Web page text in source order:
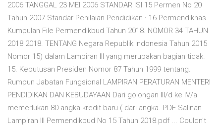
2006 TANGGAL 23 MEI 2006 STANDAR ISI 15 Permen No 20
Tahun 2007 Standar Penilaian Pendidikan · 16 Permendiknas
Kumpulan File Permendikbud Tahun 2018. NOMOR 34 TAHUN
2018 2018. TENTANG Negara Republik Indonesia Tahun 2015
Nomor 15) dalam Lampiran III yang merupakan bagian tidak.
15. Keputusan Presiden Nomor 87 Tahun 1999 tentang.
Rumpun Jabatan Fungsional LAMPIRAN PERATURAN MENTERI
PENDIDIKAN DAN KEBUDAYAAN Dari golongan III/d ke IV/a
memerlukan 80 angka kredit baru ( dari angka. PDF Salinan
Lampiran III Permendikbud No 15 Tahun 2018.pdf ... Couldn't